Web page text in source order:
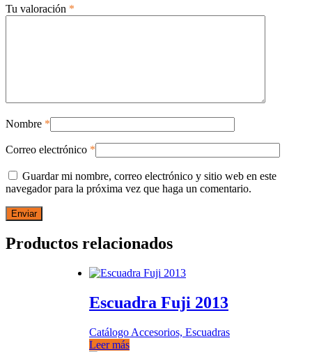
Tu valoración *
Nombre *
Correo electrónico *
Guardar mi nombre, correo electrónico y sitio web en este
navegador para la próxima vez que haga un comentario.
Productos relacionados
Escuadra Fuji 2013
Catálogo Accesorios, Escuadras
Leer más